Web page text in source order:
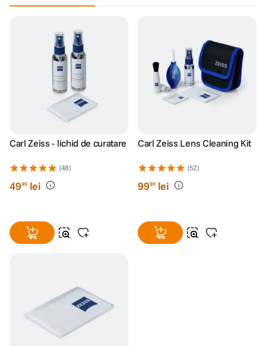
Carl Zeiss - lichid de curatare
(48)
4990 lei
Carl Zeiss Lens Cleaning Kit
(52)
9990 lei